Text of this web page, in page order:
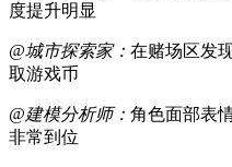
度提升明显
@城市探索家： 在赌场区发
取游戏币
@建模分析师： 角色面部表
非常到位